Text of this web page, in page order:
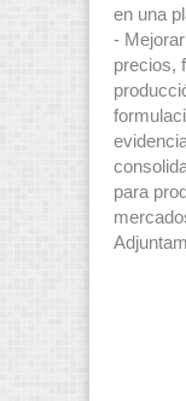
en una
-
precios,
para